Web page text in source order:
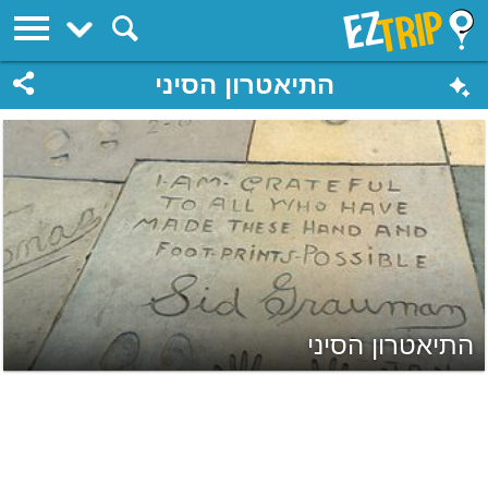
EZTrip
התיאטרון הסיני
התיאטרון הסיני